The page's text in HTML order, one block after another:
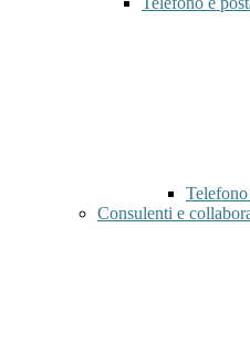
Telefono
Consulenti e